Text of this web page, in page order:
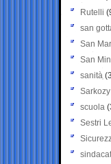
Rutelli
san
San
San
sanità
Sarkozy
scuola
Sestri